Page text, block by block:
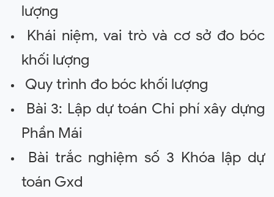
lượng
Khái niệm, vai trò và cơ sở đo bóc
khối lượng
Quy trình đo bóc khối lượng
Bài 3: Lập dự toán Chi phí xây dựng
Phần Mái
Bài trắc nghiệm số 3 Khóa lập dự
toán Gxd